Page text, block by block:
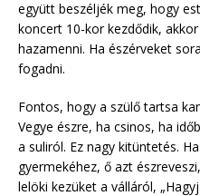
együtt beszéljék meg, hogy
koncert 10-kor kezdődik,
hazamenni. Ha észérveket
fogadni.
Fontos, hogy a szülő tartsa
Vegye észre, ha csinos, ha
a suliról. Ez nagy kitüntetés.
gyermekéhez, ő azt
lelöki kezüket a válláról,